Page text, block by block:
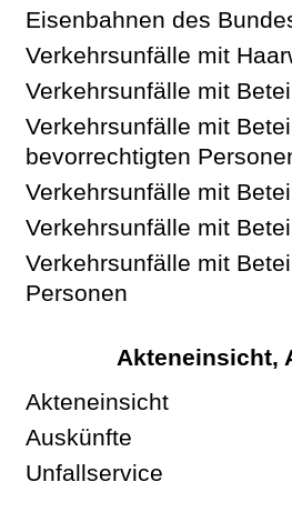
Eisenbahnen des
Verkehrsunfälle mit
Verkehrsunfälle mit
Verkehrsunfälle mit
bevorrechtigten
Verkehrsunfälle mit
Verkehrsunfälle mit
Verkehrsunfälle mit
Personen
Akteneinsicht,
Akteneinsicht
Auskünfte
Unfallservice